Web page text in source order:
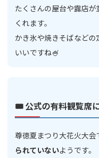
たくさんの屋台や露店
くれます。
かき氷や焼きそばなど
いいですね🍧
🎟️ 公式の有料観覧席
尊徳夏まつり大花火大会
られていないようです。